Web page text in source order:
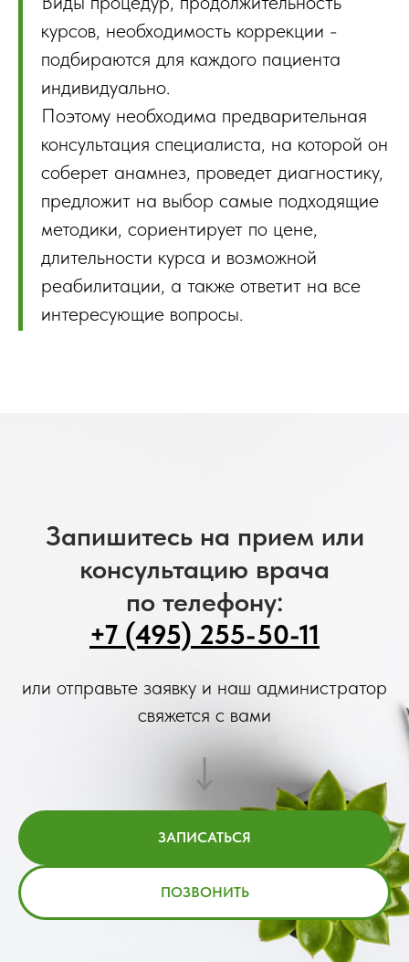
курсов, необходимость коррекции -
подбираются для каждого пациента
индивидуально.
Поэтому необходима предварительная
консультация специалиста, на которой он
соберет анамнез, проведет диагностику,
предложит на выбор самые подходящие
методики, сориентирует по цене,
длительности курса и возможной
реабилитации, а также ответит на все
интересующие вопросы.
Запишитесь на прием или
консультацию врача
по телефону:
+7 (495) 255-50-11
или отправьте заявку и наш администратор
свяжется с вами
ЗАПИСАТЬСЯ
ПОЗВОНИТЬ